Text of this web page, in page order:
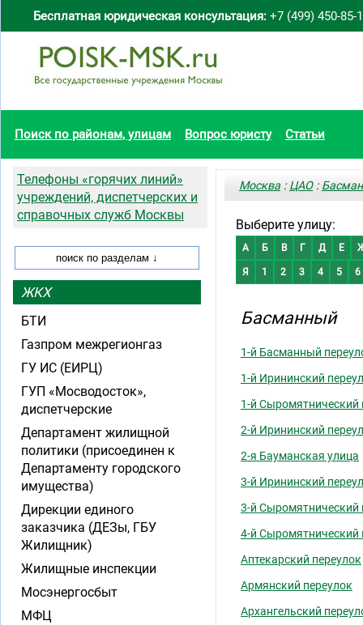
Бесплатная юридическая консультация: +7 (499) 450-85-
Поиск по районам, улицам Вопрос юристу Статьи
Москва :ЦАО:
Выберите улицу:
А Б В Г Д Е
Я 1 2 3 4 5 6
Басманный
1-й Басманный
1-й Ирининский
1-й Сыромятнический
2-й Ирининский
2-я Бауманская улица
3-й Ирининский
3-й Сыромятнический
4-й Сыромятнический
Аптекарский переулок
Армянский переулок
Архангельский
Телефоны «горячих линий»
учреждений, диспетчерских и
справочных служб Москвы
ЖКХ
БТИ
Газпром межрегионгаз
ГУ ИС (ЕИРЦ)
ГУП «Мосводосток»,
диспетчерские
Департамент жилищной
политики (присоединен к
Департаменту городского
имущества)
Дирекции единого
заказчика (ДЕЗы, ГБУ
Жилищник)
Жилищные инспекции
Мосэнергосбыт
МФЦ